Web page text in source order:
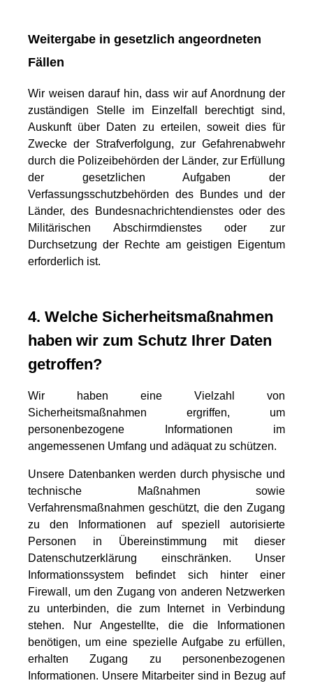
Weitergabe in gesetzlich angeordneten
Fällen
Wir weisen darauf hin, dass wir auf Anordnung der
zuständigen Stelle im Einzelfall berechtigt sind,
Auskunft über Daten zu erteilen, soweit dies für
Zwecke der Strafverfolgung, zur Gefahrenabwehr
durch die Polizeibehörden der Länder, zur Erfüllung
der gesetzlichen Aufgaben der
Verfassungsschutzbehörden des Bundes und der
Länder, des Bundesnachrichtendienstes oder des
Militärischen Abschirmdienstes oder zur
Durchsetzung der Rechte am geistigen Eigentum
erforderlich ist.
4. Welche Sicherheitsmaßnahmen
haben wir zum Schutz Ihrer Daten
getroffen?
Wir haben eine Vielzahl von
Sicherheitsmaßnahmen ergriffen, um
personenbezogene Informationen im
angemessenen Umfang und adäquat zu schützen.
Unsere Datenbanken werden durch physische und
technische Maßnahmen sowie
Verfahrensmaßnahmen geschützt, die den Zugang
zu den Informationen auf speziell autorisierte
Personen in Übereinstimmung mit dieser
Datenschutzerklärung einschränken. Unser
Informationssystem befindet sich hinter einer
Firewall, um den Zugang von anderen Netzwerken
zu unterbinden, die zum Internet in Verbindung
stehen. Nur Angestellte, die die Informationen
benötigen, um eine spezielle Aufgabe zu erfüllen,
erhalten Zugang zu personenbezogenen
Informationen. Unsere Mitarbeiter sind in Bezug auf